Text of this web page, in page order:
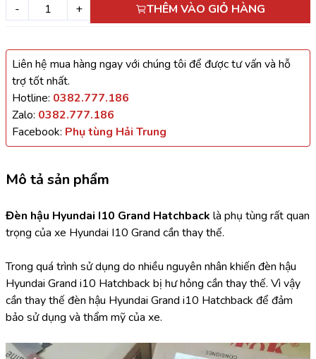
- + THÊM VÀO GIỎ HÀNG
Liên hệ mua hàng ngay với chúng tôi để được tư vấn và hỗ
trợ tốt nhất.
Hotline: 0382.777.186
Zalo: 0382.777.186
Facebook: Phụ tùng Hải Trung
Mô tả sản phẩm
Đèn hậu Hyundai I10 Grand Hatchback là phụ tùng rất quan
trọng của xe Hyundai I10 Grand cần thay thế.
Trong quá trình sử dụng do nhiều nguyên nhân khiến đèn hậu
Hyundai Grand i10 Hatchback bị hư hỏng cần thay thế. Vì vậy
cần thay thế đèn hậu Hyundai Grand i10 Hatchback để đảm
bảo sử dụng và thẩm mỹ của xe.